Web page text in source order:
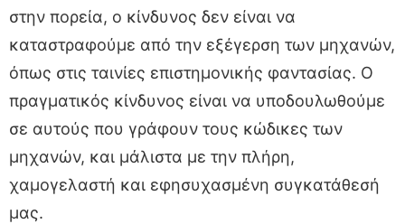
στην πορεία, ο κίνδυνος δεν είναι να
καταστραφούμε από την εξέγερση των μηχανών,
όπως στις ταινίες επιστημονικής φαντασίας. Ο
πραγματικός κίνδυνος είναι να υποδουλωθούμε
σε αυτούς που γράφουν τους κώδικες των
μηχανών, και μάλιστα με την πλήρη,
χαμογελαστή και εφησυχασμένη συγκατάθεσή
μας.